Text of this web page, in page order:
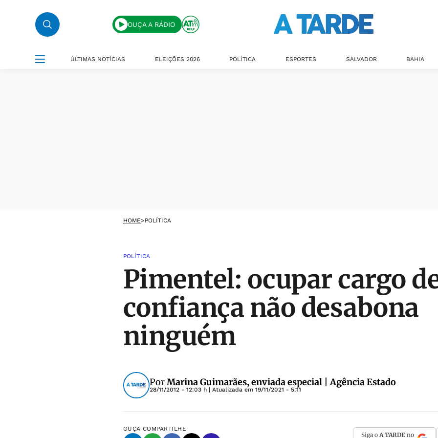
OUÇA A RÁDIO
ÚLTIMAS NOTÍCIAS ELEIÇÕES 2026 POLÍTICA ESPORTES SALVADOR BAHIA
HOME>POLÍTICA
POLÍTICA
Pimentel: ocupar cargo
confiança não desabona
ninguém
PorMarina Guimarães, enviada especial | Agência Estado
28/11/2012 - 12:03 h | Atualizada em 19/11/2021 - 5:11
OUÇA COMPARTILHE
Siga o A TARDE no